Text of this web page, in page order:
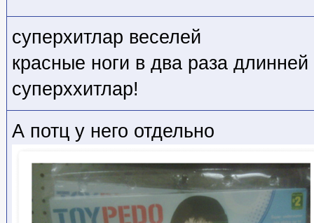
суперхитлар веселей
красные ноги в два раза длинней
суперххитлар!
А потц у него отдельно